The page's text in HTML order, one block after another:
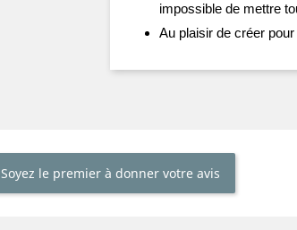
impossible de mettre
Au plaisir de créer
Soyez le premier à donner votre avis